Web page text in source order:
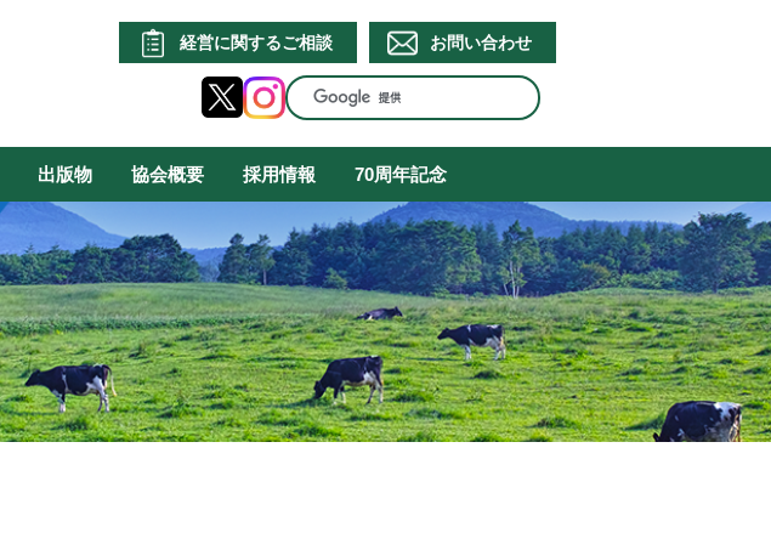
経営に関するご相談 お問い合わせ
出版物 協会概要 採用情報 70周年記念